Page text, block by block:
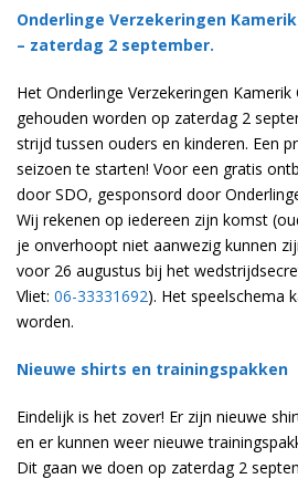
Onderlinge Verzekeringen
– zaterdag 2 september.
Het Onderlinge Verzekeringen
gehouden worden op zaterdag 2
strijd tussen ouders en kinderen. Een
seizoen te starten! Voor een gratis
door SDO, gesponsord door
Wij rekenen op iedereen zijn komst
je onverhoopt niet aanwezig kunnen
voor 26 augustus bij het
Vliet: 06-33331692). Het speelschema
worden.
Nieuwe shirts en trainingspakken
Eindelijk is het zover! Er zijn nieuwe
en er kunnen weer nieuwe
Dit gaan we doen op zaterdag 2